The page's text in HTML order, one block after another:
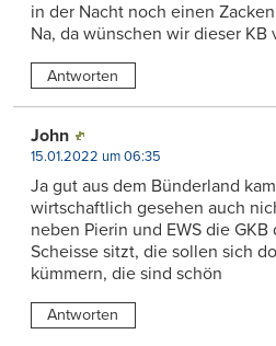
in der Nacht noch einen
Na, da wünschen wir dieser KB
Antworten
John
15.01.2022 um 06:35
Ja gut aus dem Bünderland
wirtschaftlich gesehen auch
neben Pierin und EWS die
Scheisse sitzt, die sollen sich
kümmern, die sind schön
Antworten